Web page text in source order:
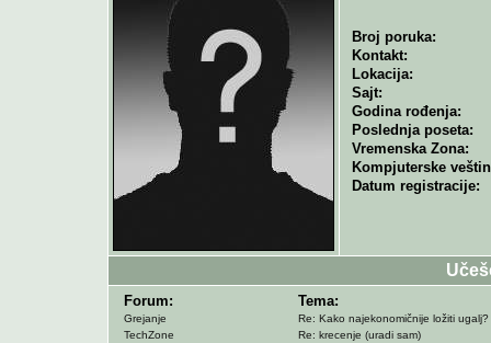
Broj poruka:
Kontakt:
Lokacija:
Sajt:
Godina rođenja:
Poslednja poseta:
Vremenska Zona:
Kompjuterske
Datum registracije:
Forum: Tema:
Grejanje
Re: Kako najekonomičnije ložiti
TechZone
Re: krecenje (uradi sam)